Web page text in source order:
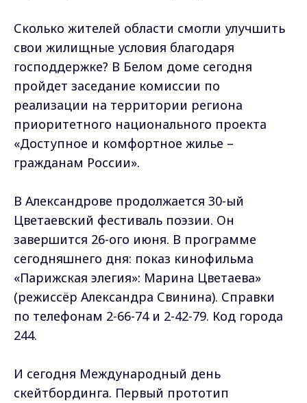
Сколько жителей области смогли улучшить
свои жилищные условия благодаря
господдержке? В Белом доме сегодня
пройдет заседание комиссии по
реализации на территории региона
приоритетного национального проекта
«Доступное и комфортное жилье –
гражданам России».
В Александрове продолжается 30-ый
Цветаевский фестиваль поэзии. Он
завершится 26-ого июня. В программе
сегодняшнего дня: показ кинофильма
«Парижская элегия»: Марина Цветаева»
(режиссёр Александра Свинина). Справки
по телефонам 2-66-74 и 2-42-79. Код города
244.
И сегодня Международный день
скейтбординга. Первый прототип